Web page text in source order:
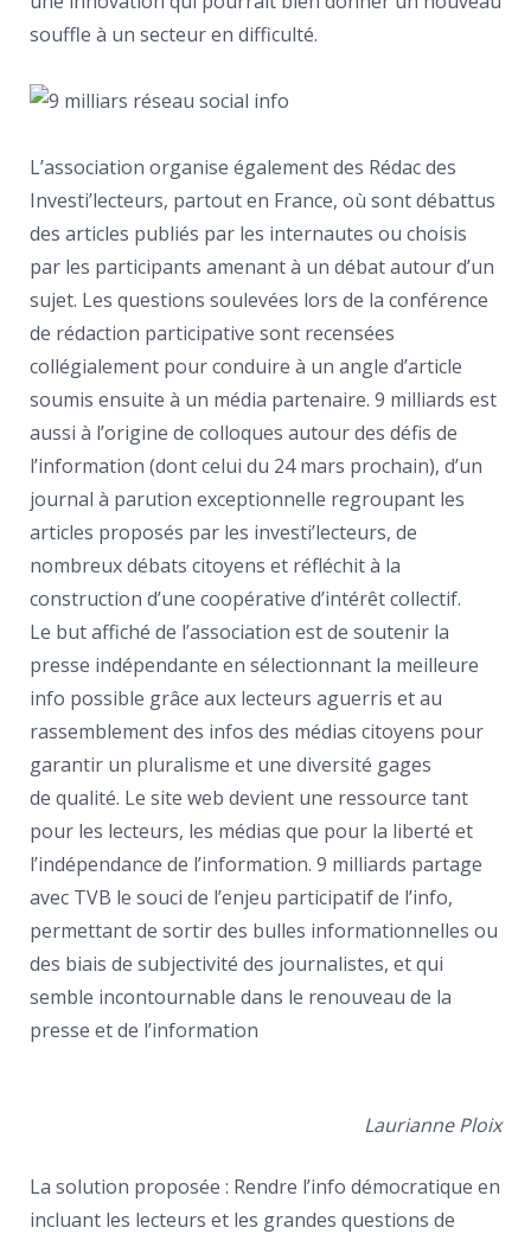
souffle à un secteur en difficulté.
L’association organise également des Rédac des
Investi’lecteurs, partout en France, où sont débattus
des articles publiés par les internautes ou choisis
par les participants amenant à un débat autour d’un
sujet. Les questions soulevées lors de la conférence
de rédaction participative sont recensées
collégialement pour conduire à un angle d’article
soumis ensuite à un média partenaire. 9 milliards est
aussi à l’origine de colloques autour des défis de
l’information (dont celui du 24 mars prochain), d’un
journal à parution exceptionnelle regroupant les
articles proposés par les investi’lecteurs, de
nombreux débats citoyens et réfléchit à la
construction d’une coopérative d’intérêt collectif.
Le but affiché de l’association est de soutenir la
presse indépendante en sélectionnant la meilleure
info possible grâce aux lecteurs aguerris et au
rassemblement des infos des médias citoyens pour
garantir un pluralisme et une diversité gages
de qualité. Le site web devient une ressource tant
pour les lecteurs, les médias que pour la liberté et
l’indépendance de l’information. 9 milliards partage
avec TVB le souci de l’enjeu participatif de l’info,
permettant de sortir des bulles informationnelles ou
des biais de subjectivité des journalistes, et qui
semble incontournable dans le renouveau de la
presse et de l’information
Laurianne Ploix
La solution proposée : Rendre l’info démocratique en
incluant les lecteurs et les grandes questions de